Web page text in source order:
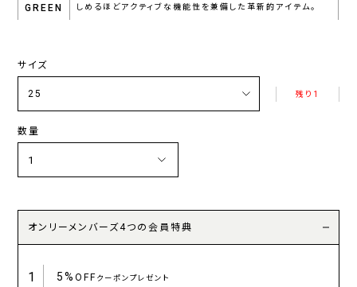
GREEN
しめるほどアクティブな機能性を兼備した革新的アイテム。
サイズ
残り1
数量
オンリーメンバーズ4つの会員特典
1 5%OFFクーポンプレゼント